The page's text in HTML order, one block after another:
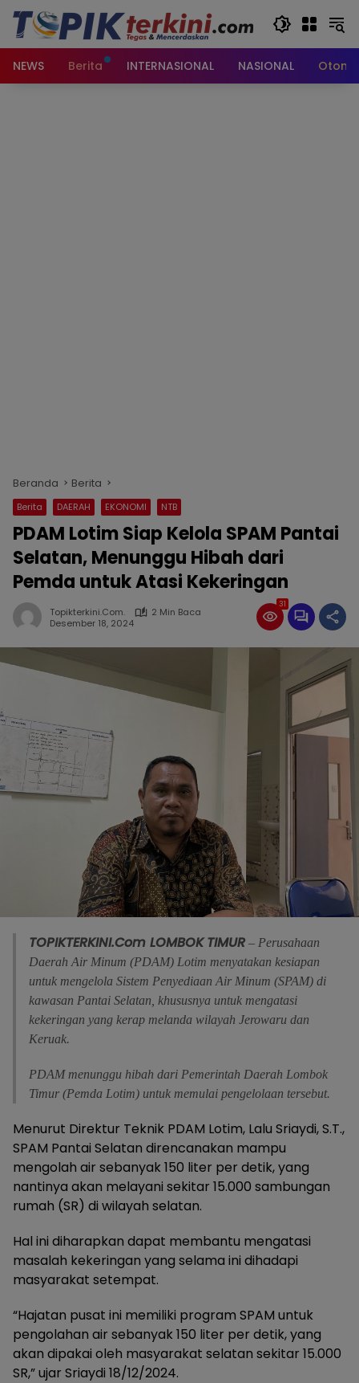
Langsung
konten
NEWS
Berita INTERNASIONAL NASIONAL
Beranda Berita
Berita DAERAH EKONOMI NTB
PDAM Lotim Siap Kelola SPAM Pantai
Selatan, Menunggu Hibah dari
Pemda untuk Atasi Kekeringan
Topikterkini.com.
2 Min Baca
Desember 18, 2024
31
TOPIKTERKINI.Com LOMBOK TIMUR – Perusahaan
Daerah Air Minum (PDAM) Lotim menyatakan kesiapan
untuk mengelola Sistem Penyediaan Air Minum (SPAM) di
kawasan Pantai Selatan, khususnya untuk mengatasi
kekeringan yang kerap melanda wilayah Jerowaru dan
Keruak.
PDAM menunggu hibah dari Pemerintah Daerah Lombok
Timur (Pemda Lotim) untuk memulai pengelolaan tersebut.
Menurut Direktur Teknik PDAM Lotim, Lalu Sriaydi, S.T.,
SPAM Pantai Selatan direncanakan mampu
mengolah air sebanyak 150 liter per detik, yang
nantinya akan melayani sekitar 15.000 sambungan
rumah (SR) di wilayah selatan.
Hal ini diharapkan dapat membantu mengatasi
masalah kekeringan yang selama ini dihadapi
masyarakat setempat.
“Hajatan pusat ini memiliki program SPAM untuk
pengolahan air sebanyak 150 liter per detik, yang
akan dipakai oleh masyarakat selatan sekitar 15.000
SR,” ujar Sriaydi 18/12/2024.